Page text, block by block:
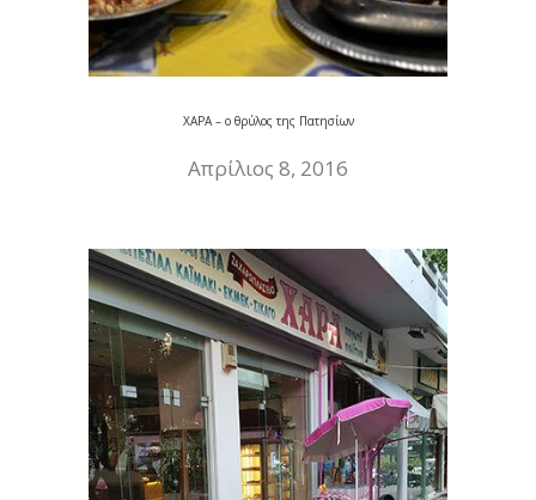
ΧΑΡΑ – ο θρύλος της Πατησίων
Απρίλιος 8, 2016